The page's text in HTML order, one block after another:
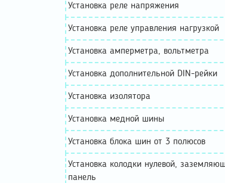
Установка реле напряжения
Установка реле управления нагрузкой
Установка амперметра, вольтметра
Установка дополнительной DIN-рейки
Установка изолятора
Установка медной шины
Установка блока шин от 3 полюсов
Установка колодки нулевой,
панель